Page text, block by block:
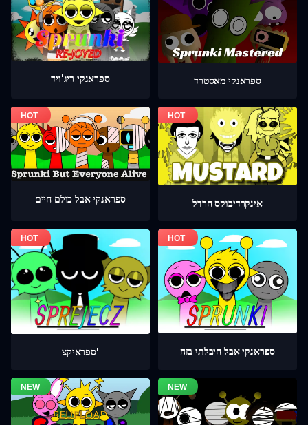
ספראנקי ריג'ויד ספראנקי מאסטרד
ספראנקי אבל כולם חיים אינקרדיבוקס חרדל
ספראיקצ' ספראנקי אבל חיבלתי בזה